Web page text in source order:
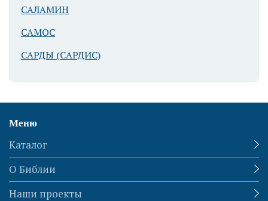
САЛАМИН
САМОС
САРДЫ (САРДИС)
Меню
Каталог
О Библии
Наши проекты